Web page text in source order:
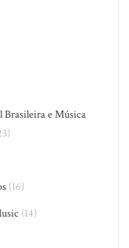
Brasileira e Música
(16)
(14)